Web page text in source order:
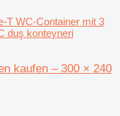
T WC-Container mit 3
duş konteyneri
kaufen – 300 × 240